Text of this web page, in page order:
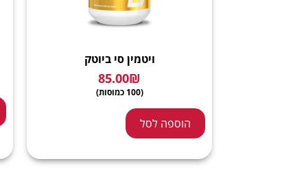
ויטמין סי ביוטק
85.00₪
(100 כמוסות)
הוספה לסל